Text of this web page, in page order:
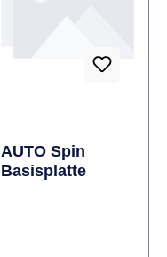
AUTO Spin
Basisplatte